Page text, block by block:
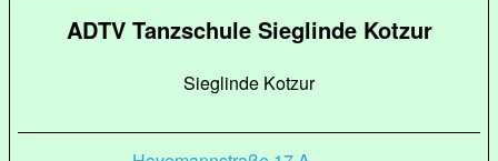
ADTV Tanzschule Sieglinde Kotzur
Sieglinde Kotzur